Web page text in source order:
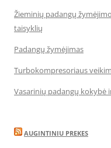
Žieminių padangų
taisyklių
Padangų žymėjimas
Turbokompresoriaus
Vasarinių padangų kokybė
AUGINTINIU PREKES